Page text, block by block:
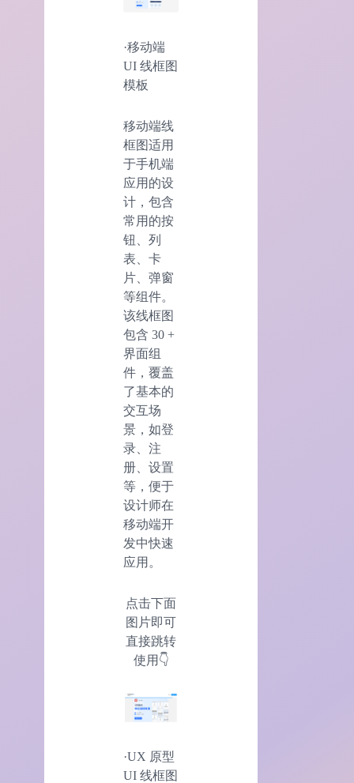
·移动端
UI 线框图
模板
移动端线
框图适用
于手机端
应用的设
计，包含
常用的按
钮、列
表、卡
片、弹窗
等组件。
该线框图
包含 30 +
界面组
件，覆盖
了基本的
交互场
景，如登
录、注
册、设置
等，便于
设计师在
移动端开
发中快速
应用。
点击下面
图片即可
直接跳转
使用👇
·UX 原型
UI 线框图